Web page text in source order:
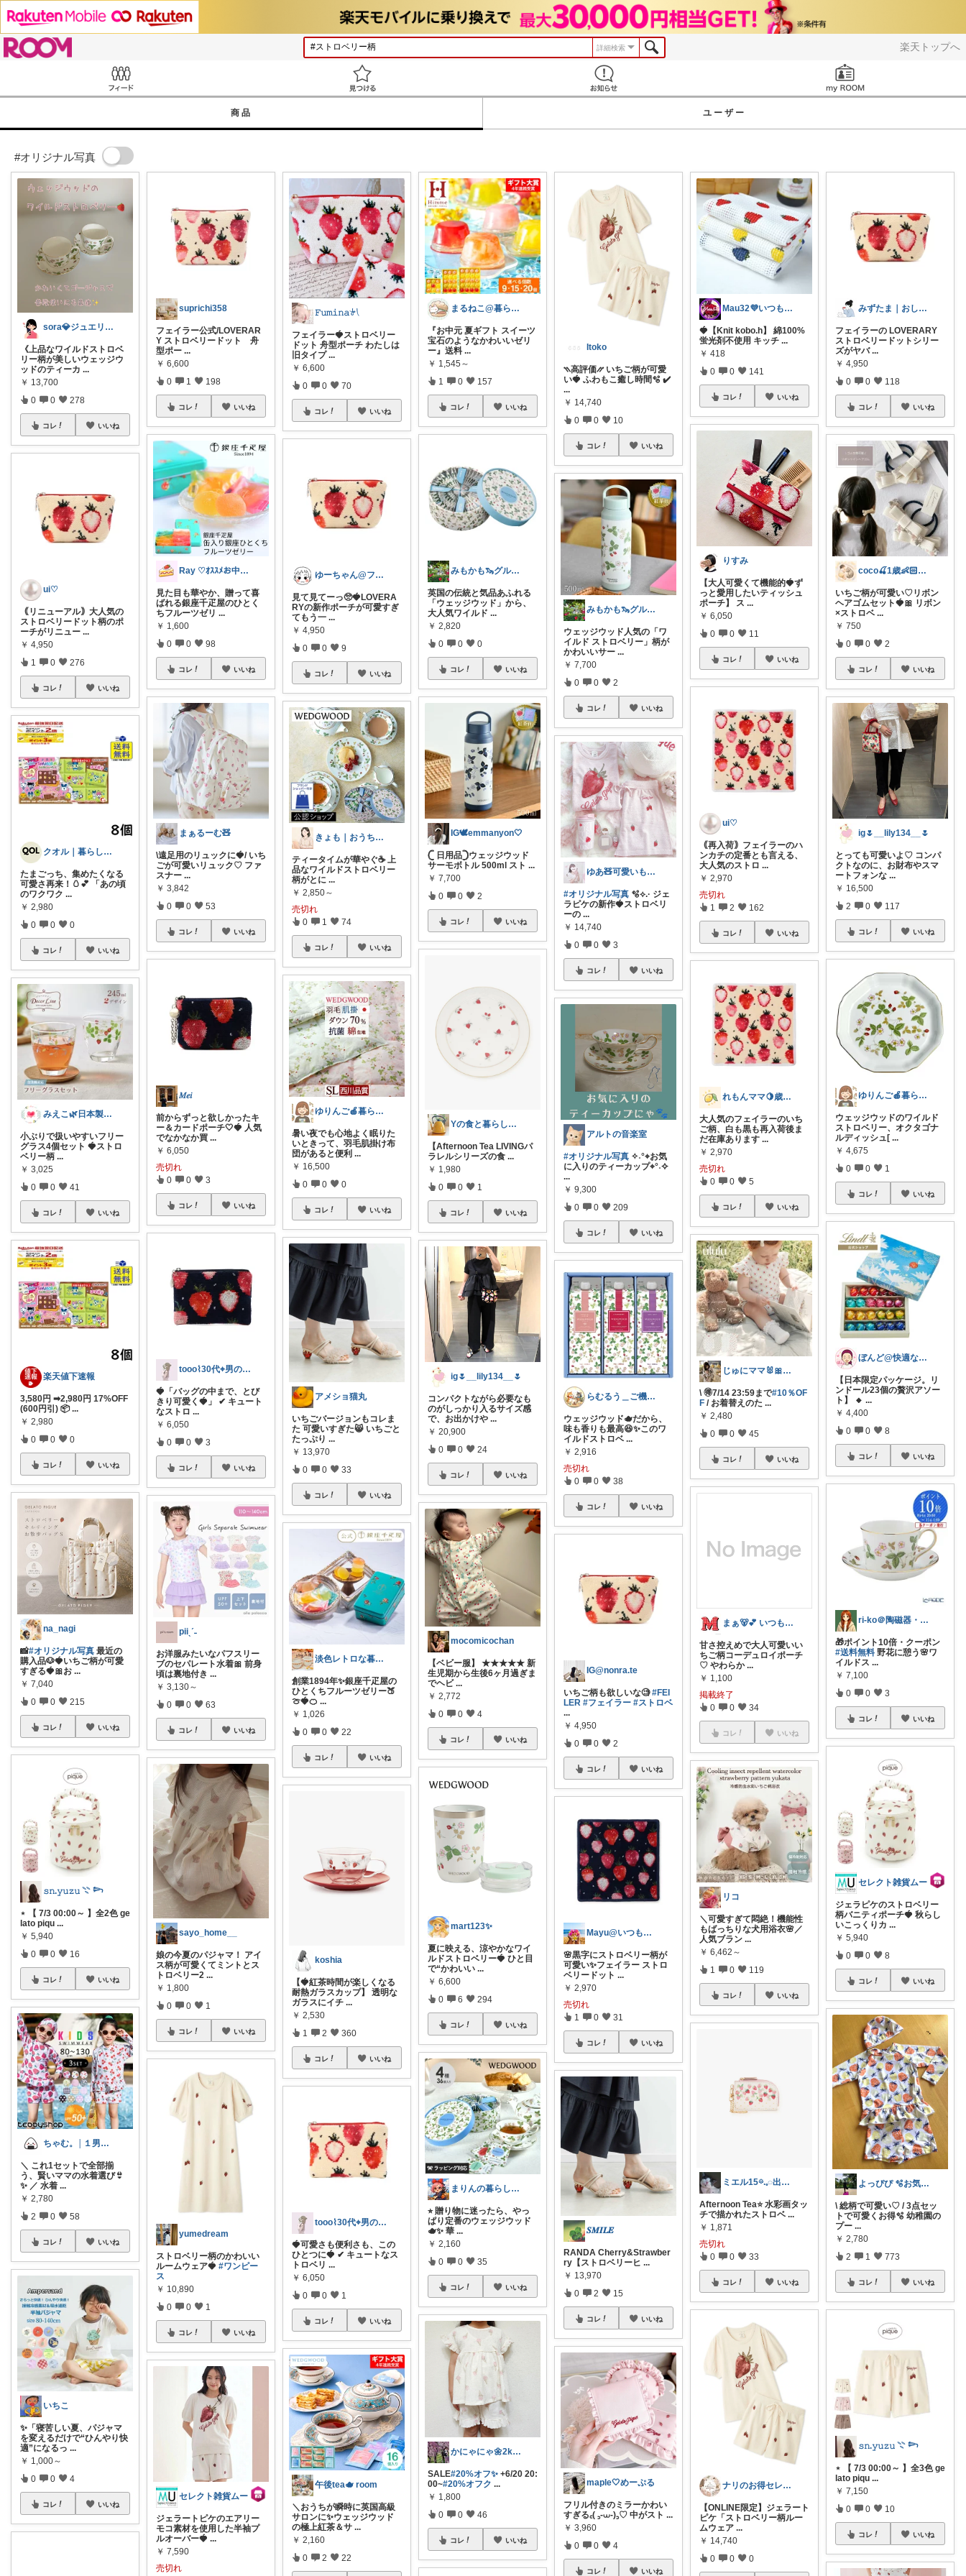
楽天トップへ
詳細検索
商品 ユーザー
#オリジナル写真
sora💎ジュエリールーム
《上品なワイルドストロベ
リー柄が美しいウェッジウ
ッドのティーカ ...
￥ 13,700
0 0 278
コレ いいね
ui♡
｟リニューアル｠大人気の
ストロベリードット柄のポ
ーチがリニュー ...
￥ 4,950
1 0 276
コレ いいね
クオル｜暮らしの「質」爆上げ🈁
たまごっち、集めたくなる
可愛さ再来！🥚💕 「あの頃
のワクワク ...
￥ 2,980
0 0 0
コレ いいね
みえこ🌿日本製収集中
小ぶりで扱いやすいフリー
グラス4個セット 🍓ストロ
ベリー柄 ...
￥ 3,025
0 0 41
コレ いいね
楽天値下速報
3,580円 ➡2,980円 17%OFF
(600円引) 📦...
￥ 2,980
0 0 0
コレ いいね
na_nagi
📸#オリジナル写真 最近の
購入品🐶🍓いちご柄が可愛
すぎる🍓🎀お ...
￥ 7,040
0 0 215
コレ いいね
𝚜𝚗.𝚢𝚞𝚣𝚞 𓇢 𓆸
⋆ 【 7/3 00:00～ 】全2色 ge
lato piqu ...
￥ 5,940
0 0 16
コレ いいね
ちゃむ。│１男２女＋🐶のふっくらママ
＼ これ1セットで全部揃
う、賢いママの水着選び👙
✨ ／ 水着 ...
￥ 2,780
2 0 58
コレ いいね
いちこ
✨「寝苦しい夏、パジャマ
を変えるだけで“ひんやり快
適”になるっ ...
￥ 1,000～
0 0 4
コレ いいね
suprichi358
フェイラー公式/LOVERAR
Y ストロベリードット 舟
型ポー ...
￥ 6,600
0 1 198
コレ いいね
Ray ♡ｵｽｽﾒお中元ｷﾞﾌﾄ♡
見た目も華やか、贈って喜
ばれる銀座千疋屋のひとく
ちフルーツゼリ ...
￥ 1,600
0 0 98
コレ いいね
まぁるーむ🧸
\遠足用のリュックに🍓/ いち
ごが可愛いリュック♡ ファ
スナー ...
￥ 3,842
0 0 53
コレ いいね
𝑀𝑒𝑖
前からずっと欲しかったキ
ー＆カードポーチ🤍🍓 人気
でなかなか買 ...
￥ 6,050
売切れ
0 0 3
コレ いいね
tooo⌇30代⌖男の子のママ👦🏻
🍓「バッグの中まで、とび
きり可愛く🍓」 ✔ キュート
なストロ ...
￥ 6,050
0 0 3
コレ いいね
piiˎˊ˗
お洋服みたいなパフスリー
ブのセパレート水着🎀 前身
頃は裏地付き ...
￥ 3,130～
0 0 63
コレ いいね
sayo_home__
娘の今夏のパジャマ！ アイ
ス柄が可愛くてミントとス
トロベリー2 ...
￥ 1,800
0 0 1
コレ いいね
yumedream
ストロベリー柄のかわいい
ルームウェア🍓#ワンピー
ス
￥ 10,890
0 0 1
コレ いいね
セレクト雑貨ムー
ジェラートピケのエアリー
モコ素材を使用した半袖プ
ルオーバー🍓...
￥ 7,590
売切れ
𝙵𝚞𝚖𝚒𝚗𝚊𓍯
フェイラー🍓ストロベリー
ドット 舟型ポーチ わたしは
旧タイプ ...
￥ 6,600
0 0 70
コレ いいね
ゆーちゃん@フォロワーさまから購入💕
見て見てーっ🥺🍓LOVERA
RYの新作ポーチが可愛すぎ
てもう一 ...
￥ 4,950
0 0 9
コレ いいね
きょも｜おうちを楽しく🏠購入感謝✨
ティータイムが華やぐ☕️ 上
品なワイルドストロベリー
柄がとに ...
￥ 2,850～
売切れ
0 1 74
コレ いいね
ゆりんご🍎暮らしにまつわるおすすめ品
暑い夜でも心地よく眠りた
いときって、羽毛肌掛け布
団があると便利 ...
￥ 16,500
0 0 0
コレ いいね
アメショ猫丸
いちごバージョンもコレま
た 可愛いすぎた😸 いちごと
たっぷり ...
￥ 13,970
0 0 33
コレ いいね
淡色レトロな暮らし Moka Grace
創業1894年✨銀座千疋屋の
ひとくちフルーツゼリー🍑
🍈🍓🍊...
￥ 1,026
0 0 22
コレ いいね
koshia
【🍓紅茶時間が楽しくなる
耐熱ガラスカップ】 透明な
ガラスにイチ ...
￥ 2,530
1 2 360
コレ いいね
tooo⌇30代⌖男の子のママ👦🏻
🍓可愛さも便利さも、この
ひとつに🍓 ✔ キュートなス
トロベリ ...
￥ 6,050
0 0 1
コレ いいね
午後tea🫖 room
＼おうちが瞬時に英国高級
サロンに✨ウェッジウッド
の極上紅茶＆サ ...
￥ 2,160
0 2 22
まるねこ@暮らしと子育て🐈️🌸
『お中元 夏ギフト スイーツ
宝石のようなかわいいゼリ
ー』送料 ...
￥ 1,545～
1 0 157
コレ いいね
みもかも🦦グルメ☕️アンティーク🕰️
英国の伝統と気品あふれる
「ウェッジウッド」から、
大人気ワイルド ...
￥ 2,820
0 0 0
コレ いいね
IG🕊‎emmanyon‎🤍
‎𓊆 日用品𓊇ウェッジウッド
サーモボトル 500ml スト ...
￥ 7,700
0 0 2
コレ いいね
Yの食と暮らしのROOM
【Afternoon Tea LIVINGパ
ラレルシリーズの食 ...
￥ 1,980
0 0 1
コレ いいね
ig🌷__lily134__🌷
コンパクトながら必要なも
のがしっかり入るサイズ感
で、お出かけや ...
￥ 20,900
0 0 24
コレ いいね
mocomicochan
【ベビー服】 ★★★★★ 新
生児期から生後6ヶ月過ぎま
でヘビ ...
￥ 2,772
0 0 4
コレ いいね
mart123✨
夏に映える、涼やかなワイ
ルドストロベリー🍓 ひと目
で“かわいい ...
￥ 6,600
0 6 294
コレ いいね
まりんの暮らしと体整え癒しROOM🌈
⭐︎ 贈り物に迷ったら、やっ
ぱり定番のウェッジウッド
🫖✨ 華 ...
￥ 2,160
0 0 35
コレ いいね
かにゃにゃ🌼2kids mama
SALE#20%オフ✨ +6/20 20:
00~#20%オフク ...
￥ 1,800
0 0 46
コレ いいね
Itoko
⳹高評価⳼ いちご柄が可愛
い🍓 ふわもこ癒し時間🫧 ✔️
...
￥ 14,740
0 0 10
コレ いいね
みもかも🦦グルメ☕️アンティーク🕰️
ウェッジウッド人気の「ワ
イルド ストロベリー」柄が
かわいいサー ...
￥ 7,700
0 0 2
コレ いいね
ゆあ🧸可愛いものが好き
#オリジナル写真 🫧⟡.· ジェ
ラピケの新作🍓ストロベリ
ーの ...
￥ 14,740
0 0 3
コレ いいね
アルトの音楽室
#オリジナル写真 ✧˖°⌖お気
に入りのティーカップ⌖°˖✧
...
￥ 9,300
0 0 209
コレ いいね
らむるう＿ご機嫌な毎日
ウェッジウッド🫖だから、
味も香りも最高😆✨このワ
イルドストロベ ...
￥ 2,916
売切れ
0 0 38
コレ いいね
IG@nonra.te
いちご柄も欲しいな🧐#FEI
LER #フェイラー #ストロベ
...
￥ 4,950
0 0 2
コレ いいね
Mayu@いつも感謝😊こっそり購入🌸
🌸黒字にストロベリー柄が
可愛い✨フェイラー ストロ
ベリードット ...
￥ 2,970
売切れ
1 0 31
コレ いいね
𝑺𝑴𝑰𝑳𝑬
RANDA Cherry&Strawber
ry【ストロベリーヒ ...
￥ 13,970
0 2 15
コレ いいね
maple🤍めーぷる
フリル付きのミラーかわい
すぎる꜀( ꜆-⩊-)꜆♡ 中がスト ...
￥ 3,960
0 0 4
コレ いいね
Mau32💜いつも有難うございます😊
🍓【Knit kobo.h】 綿100%
蛍光剤不使用 キッチ ...
￥ 418
0 0 141
コレ いいね
りすみ
【大人可愛くて機能的🍓ず
っと愛用したいティッシュ
ポーチ】 ス ...
￥ 6,050
0 0 11
コレ いいね
ui♡
｟再入荷｠フェイラーのハ
ンカチの定番とも言える、
大人気のストロ ...
￥ 2,970
売切れ
1 2 162
コレ いいね
れもんママ🍋歳の差3姉妹の母
大人気のフェイラーのいち
ご柄、白も黒も再入荷後ま
だ在庫あります ...
￥ 2,970
売切れ
0 0 5
コレ いいね
じゅにママ🐰🎀2yboyワーママ
\ 🉐7/14 23:59まで#10％OF
F / お着替えのた ...
￥ 2,480
0 0 45
コレ いいね
まぁ🐻💕 いつもありがとう💓
甘さ控えめで大人可愛いい
ちご柄コーデュロイポーチ
♡ やわらか ...
￥ 1,100
掲載終了
0 0 34
コレ いいね
リコ
＼可愛すぎて悶絶！機能性
もばっちりな犬用浴衣🌸／
人気ブラン ...
￥ 6,462～
1 0 119
コレ いいね
ミエル15𖡼.𓈒◌出会いに感謝です。
Afternoon Tea⭐️ 水彩画タッ
チで描かれたストロベ ...
￥ 1,871
売切れ
0 0 33
コレ いいね
ナリのお得セレクト
【ONLINE限定】ジェラート
ピケ「ストロベリー柄ルー
ムウェア ...
￥ 14,740
0 0 0
みずたま｜おしゃれな暮らし
フェイラーの LOVERARY
ストロベリードットシリー
ズがヤバ ...
￥ 4,950
0 0 118
コレ いいね
coco🍒1歳👶🏻5歳🐈
いちご柄が可愛い♡リボン
ヘアゴムセット🍓🎀 リボン
×ストロベ ...
￥ 750
0 0 2
コレ いいね
ig🌷__lily134__🌷
とっても可愛いよ♡ コンパ
クトなのに、お財布やスマ
ートフォンな ...
￥ 16,500
2 0 117
コレ いいね
ゆりんご🍎暮らしにまつわるおすすめ品
ウェッジウッドのワイルド
ストロベリー、オクタゴナ
ルディッシュ[ ...
￥ 4,675
0 0 1
コレ いいね
ぼんど@快適な暮らし
【日本限定パッケージ。リ
ンドール23個の贅沢アソー
ト】 🔸...
￥ 4,400
0 0 8
コレ いいね
ri-ko＠陶磁器・インテリア雑貨好き
🎁ポイント10倍・クーポン
#送料無料 野花に憩う🌸ワ
イルドス ...
￥ 7,100
0 0 3
コレ いいね
セレクト雑貨ムー
ジェラピケのストロベリー
柄バニティポーチ🍓 秋らし
いこっくりカ ...
￥ 5,940
0 0 8
コレ いいね
よっぴぴ 🫧お気に入りに囲まれた暮らし
\ 総柄で可愛い♡ / 3点セッ
トで可愛くお得🫧 幼稚園の
プー ...
￥ 2,780
2 1 773
コレ いいね
𝚜𝚗.𝚢𝚞𝚣𝚞 𓇢 𓆸
⋆ 【 7/3 00:00～ 】全3色 ge
lato piqu ...
￥ 7,150
0 0 10
コレ いいね